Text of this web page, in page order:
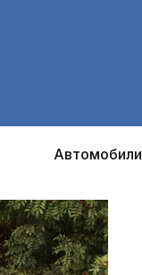
Автомобили